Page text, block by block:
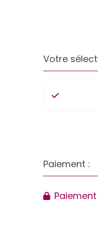
Votre
Paiement :